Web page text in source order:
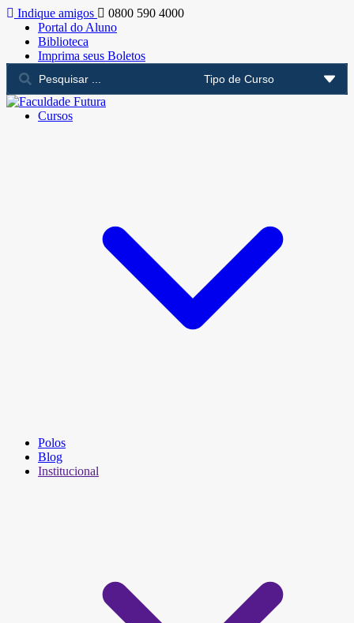
Indique amigos
0800 590 4000
Portal do Aluno
Biblioteca
Imprima seus Boletos
Cursos
Polos
Blog
Institucional